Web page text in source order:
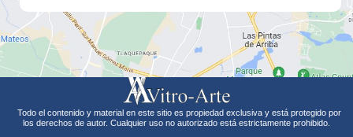
Todo el contenido y material en este sitio es propiedad exclusiva y está protegido por
los derechos de autor. Cualquier uso no autorizado está estrictamente prohibido.